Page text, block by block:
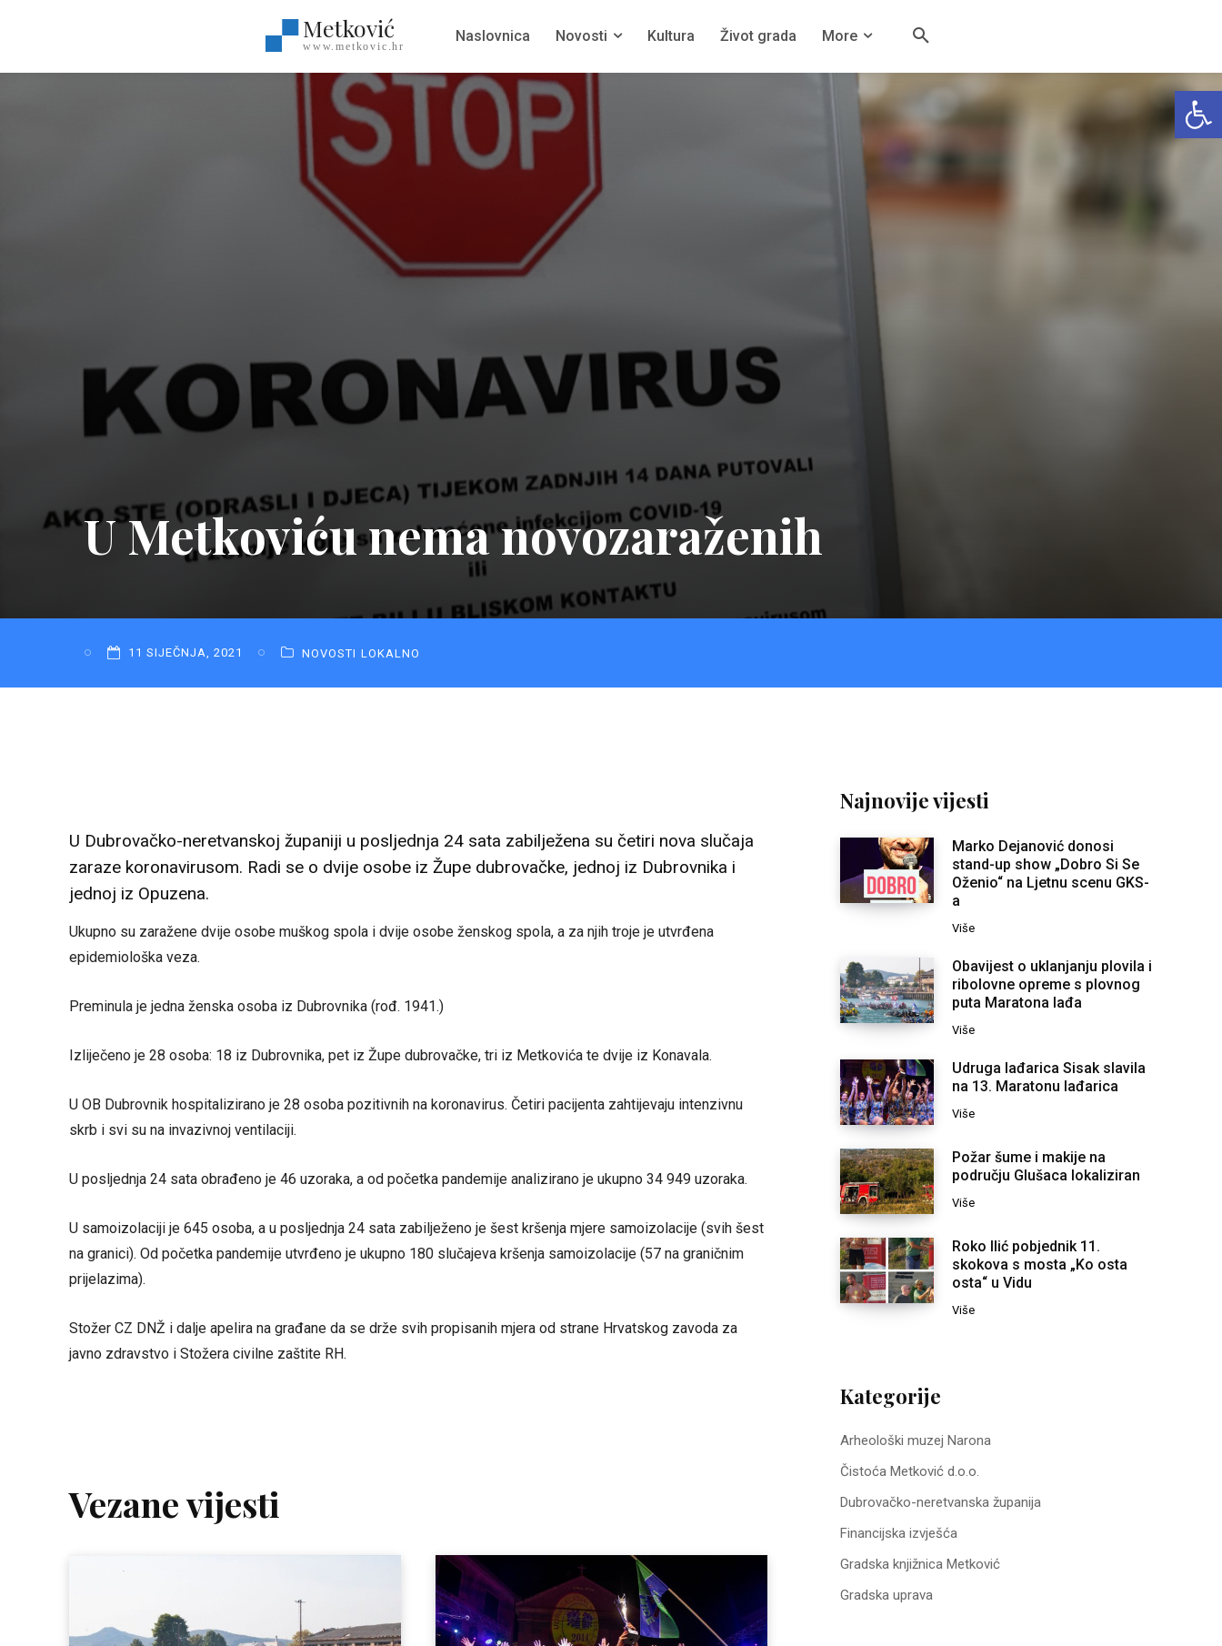
Metković
www.metkovic.hr
Naslovnica Novosti Kultura Život grada More
U Metkoviću nema novozaraženih
11 SIJEČNJA, 2021 NOVOSTI LOKALNO
U Dubrovačko-neretvanskoj županiji u posljednja 24 sata zabilježena su četiri nova slučaja
zaraze koronavirusom. Radi se o dvije osobe iz Župe dubrovačke, jednoj iz Dubrovnika i
jednoj iz Opuzena.
Ukupno su zaražene dvije osobe muškog spola i dvije osobe ženskog spola, a za njih troje je utvrđena
epidemiološka veza.
Preminula je jedna ženska osoba iz Dubrovnika (rođ. 1941.)
Izliječeno je 28 osoba: 18 iz Dubrovnika, pet iz Župe dubrovačke, tri iz Metkovića te dvije iz Konavala.
U OB Dubrovnik hospitalizirano je 28 osoba pozitivnih na koronavirus. Četiri pacijenta zahtijevaju intenzivnu
skrb i svi su na invazivnoj ventilaciji.
U posljednja 24 sata obrađeno je 46 uzoraka, a od početka pandemije analizirano je ukupno 34 949 uzoraka.
U samoizolaciji je 645 osoba, a u posljednja 24 sata zabilježeno je šest kršenja mjere samoizolacije (svih šest
na granici). Od početka pandemije utvrđeno je ukupno 180 slučajeva kršenja samoizolacije (57 na graničnim
prijelazima).
Stožer CZ DNŽ i dalje apelira na građane da se drže svih propisanih mjera od strane Hrvatskog zavoda za
javno zdravstvo i Stožera civilne zaštite RH.
Vezane vijesti
Najnovije vijesti
Marko Dejanović donosi
stand-up show „Dobro Si Se
Oženio“ na Ljetnu scenu GKS-
a
Više
Obavijest o uklanjanju plovila i
ribolovne opreme s plovnog
puta Maratona lađa
Više
Udruga lađarica Sisak slavila
na 13. Maratonu lađarica
Više
Požar šume i makije na
području Glušaca lokaliziran
Više
Roko Ilić pobjednik 11.
skokova s mosta „Ko osta
osta“ u Vidu
Više
Kategorije
Arheološki muzej Narona
Čistoća Metković d.o.o.
Dubrovačko-neretvanska županija
Financijska izvješća
Gradska knjižnica Metković
Gradska uprava